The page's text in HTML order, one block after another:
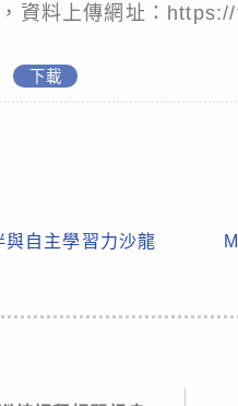
資料上傳網址：
下載
自主學習力沙龍